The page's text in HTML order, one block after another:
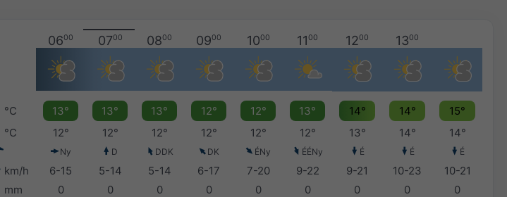
0600 0700 0800 0900 1000 1100 1200 1300
°C 13° 13° 13° 12° 12° 13° 14° 14°
15°
°C
12° 12° 12° 12° 12° 12° 13° 14° 14°
Ny D DDK DK ÉNy ÉÉNy É É É
km/h 6-15 5-14 5-14 6-17 7-20 9-22 9-21 10-23
10-21
mm
0 0 0 0 0 0 0 0
0